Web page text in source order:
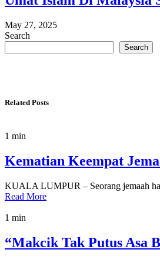
May 27, 2025
Search
Search
Related Posts
1 min
Kematian Keempat
KUALA LUMPUR – Seorang jemaah
Read More
1 min
“Makcik Tak Putus Asa